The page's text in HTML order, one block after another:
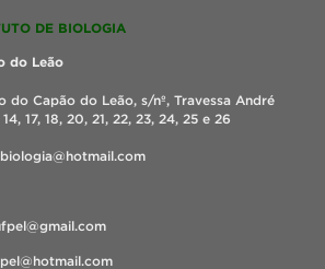
DE BIOLOGIA
do Leão
do Capão do Leão, s/nº, Travessa André
17, 18, 20, 21, 22, 23, 24, 25 e 26